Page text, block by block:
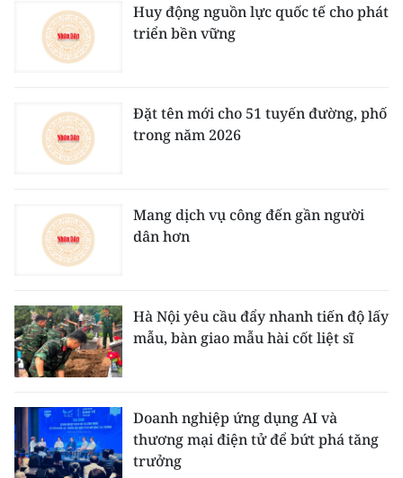
Huy động nguồn lực quốc tế cho phát
triển bền vững
Đặt tên mới cho 51 tuyến đường, phố
trong năm 2026
Mang dịch vụ công đến gần người
dân hơn
Hà Nội yêu cầu đẩy nhanh tiến độ lấy
mẫu, bàn giao mẫu hài cốt liệt sĩ
Doanh nghiệp ứng dụng AI và
thương mại điện tử để bứt phá tăng
trưởng